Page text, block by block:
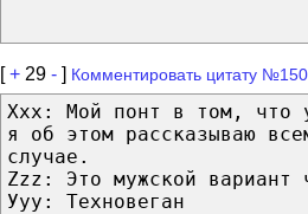
[+ 29 - ] Комментировать цитату
Ххх: Мой понт в том, что
я об этом рассказываю
случае.
Zzz: Это мужской вариант
Ууу: Техновеган